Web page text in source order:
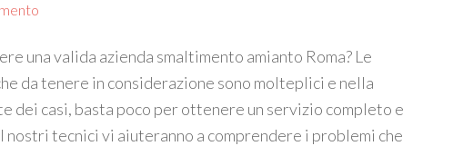
una valida azienda smaltimento amianto Roma? Le
da tenere in considerazione sono molteplici e nella
dei casi, basta poco per ottenere un servizio completo e
tecnici vi aiuteranno a comprendere i problemi che